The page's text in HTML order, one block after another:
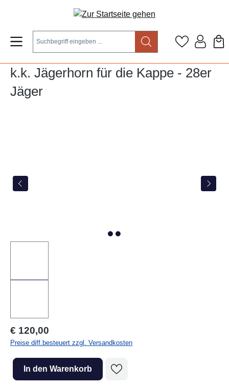
Zum Hauptinhalt springen
k.k. Jägerhorn für die Kappe - 28er
Jäger
Regulärer Preis:
€ 120,00
Preise diff.besteuert zzgl. Versandkosten
Produkt Anzahl: Gib den gewünschten Wert ein oder benutze die
In den Warenkorb